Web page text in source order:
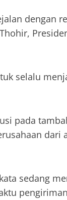
dengan
selalu
pada
dari
sedang